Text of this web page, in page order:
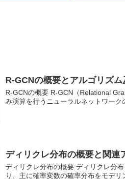
R-GCNの概要とアルゴリズム
R-GCNの概要 R-GCN（Relational
み演算を行うニューラルネットワーク
ディリクレ分布の概要と関連
ディリクレ分布の概要 ディリクレ分
り、主に確率変数の確率分布をモデ